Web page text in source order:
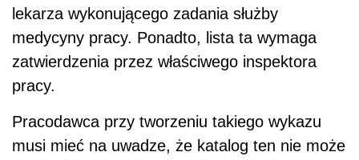
lekarza wykonującego zadania służby
medycyny pracy. Ponadto, lista ta wymaga
zatwierdzenia przez właściwego inspektora
pracy.
Pracodawca przy tworzeniu takiego wykazu
musi mieć na uwadze, że katalog ten nie może